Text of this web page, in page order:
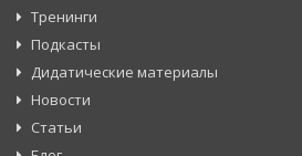
Тренинги
Подкасты
Дидатические материалы
Новости
Статьи